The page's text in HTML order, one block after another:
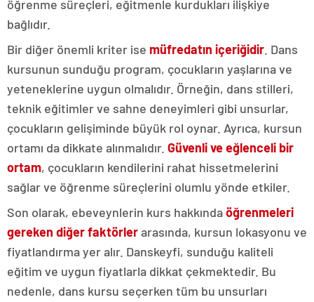
öğrenme süreçleri, eğitmenle kurdukları ilişkiye
bağlıdır.
Bir diğer önemli kriter ise müfredatın içeriğidir . Dans
kursunun sunduğu program, çocukların yaşlarına ve
yeteneklerine uygun olmalıdır. Örneğin, dans stilleri,
teknik eğitimler ve sahne deneyimleri gibi unsurlar,
çocukların gelişiminde büyük rol oynar. Ayrıca, kursun
ortamı da dikkate alınmalıdır. Güvenli ve eğlenceli bir
ortam, çocukların kendilerini rahat hissetmelerini
sağlar ve öğrenme süreçlerini olumlu yönde etkiler.
Son olarak, ebeveynlerin kurs hakkındaöğrenmeleri
gereken diğer faktörlerarasında, kursun lokasyonu ve
fiyatlandırma yer alır. Danskeyfi, sunduğu kaliteli
eğitim ve uygun fiyatlarla dikkat çekmektedir. Bu
nedenle, dans kursu seçerken tüm bu unsurları